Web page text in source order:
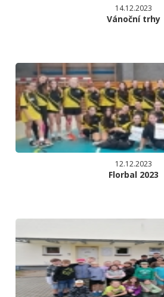
14.12.2023
Vánoční trhy
12.12.2023
Florbal 2023